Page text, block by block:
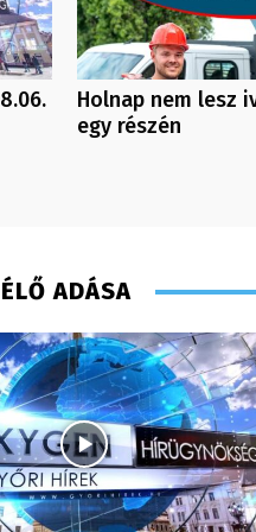
Holnap nem lesz
egy részén
ADÁSA